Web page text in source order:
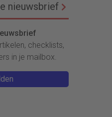
nieuwsbrief
checklists,
in je mailbox.